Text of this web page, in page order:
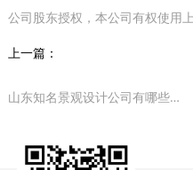
公司股东授权，本公司有权使用
上一篇：
山东知名景观设计公司有哪些？（排名不分先后）